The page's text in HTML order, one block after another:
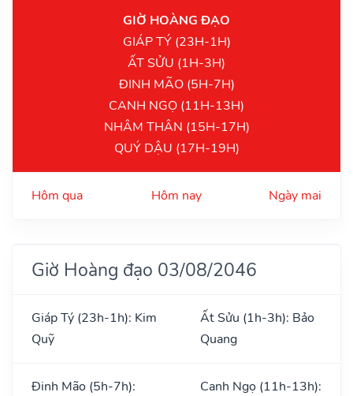
GIỜ HOÀNG ĐẠO
GIÁP TÝ (23H-1H)
ẤT SỬU (1H-3H)
ĐINH MÃO (5H-7H)
CANH NGỌ (11H-13H)
NHÂM THÂN (15H-17H)
QUÝ DẬU (17H-19H)
Hôm qua Hôm nay Ngày mai
Giờ Hoàng đạo 03/08/2046
Giáp Tý (23h-1h): Kim
Quỹ
Ất Sửu (1h-3h): Bảo
Quang
Đinh Mão (5h-7h):
Canh Ngọ (11h-13h):